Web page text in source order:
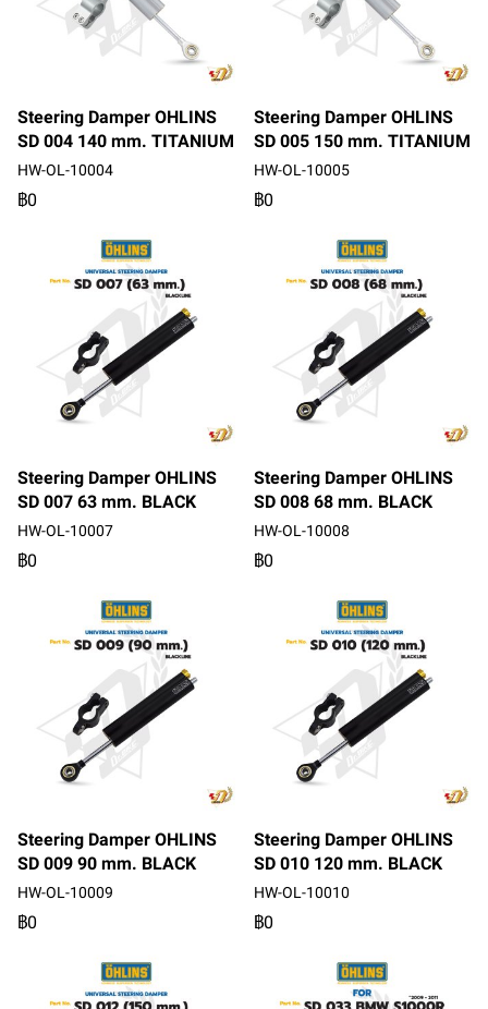
Steering Damper OHLINS
SD 004 140 mm. TITANIUM
HW-OL-10004
฿0
Steering Damper OHLINS
SD 005 150 mm. TITANIUM
HW-OL-10005
฿0
Steering Damper OHLINS
SD 007 63 mm. BLACK
HW-OL-10007
฿0
Steering Damper OHLINS
SD 008 68 mm. BLACK
HW-OL-10008
฿0
Steering Damper OHLINS
SD 009 90 mm. BLACK
HW-OL-10009
฿0
Steering Damper OHLINS
SD 010 120 mm. BLACK
HW-OL-10010
฿0